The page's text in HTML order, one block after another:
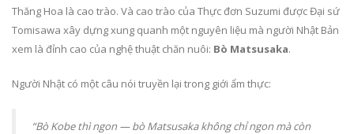
Thăng Hoa là cao trào. Và cao trào của Thực đơn Suzumi được Đại sứ
Tomisawa xây dựng xung quanh một nguyên liệu mà người Nhật Bản
xem là đỉnh cao của nghệ thuật chăn nuôi: Bò Matsusaka.
Người Nhật có một câu nói truyền lại trong giới ẩm thực:
“Bò Kobe thì ngon — bò Matsusaka không chỉ ngon mà còn